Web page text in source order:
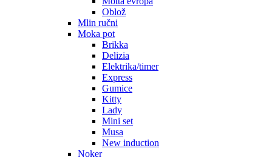
Oblož
Mlin ručni
Moka pot
Brikka
Delizia
Elektrika/timer
Express
Gumice
Kitty
Lady
Mini set
Musa
New induction
Noker